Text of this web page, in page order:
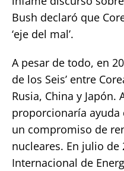
Bush declaró que
‘eje del mal’.
A pesar de todo, en
de los Seis’ entre
Rusia, China y Japón.
proporcionaría
un compromiso de
nucleares. En julio de
Internacional de